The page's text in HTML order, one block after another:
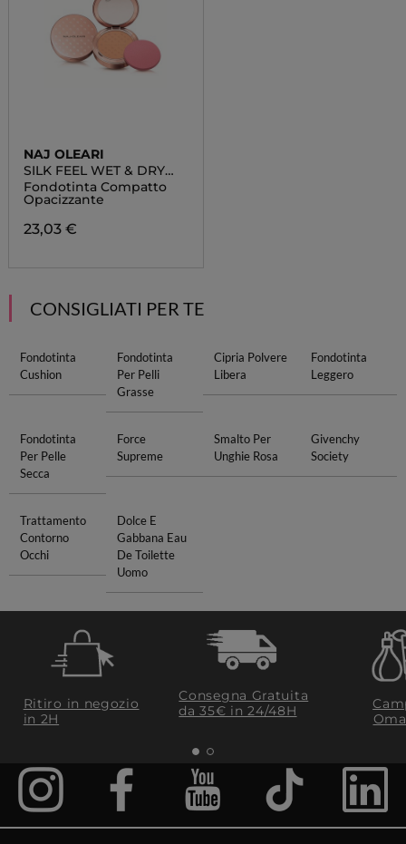
NAJ OLEARI
SILK FEEL WET & DRY
POWDER FOUNDATION
Fondotinta Compatto
Opacizzante
23,03 €
CONSIGLIATI PER TE
Fondotinta
Cushion
Fondotinta
Per Pelli
Grasse
Cipria Polvere
Libera
Fondotinta
Leggero
Fondotinta
Per Pelle
Secca
Force
Supreme
Smalto Per
Unghie Rosa
Givenchy
Society
Trattamento
Contorno
Occhi
Dolce E
Gabbana Eau
De Toilette
Uomo
Ritiro in negozio
in 2H
Consegna Gratuita
da 35€​ in 24/48H